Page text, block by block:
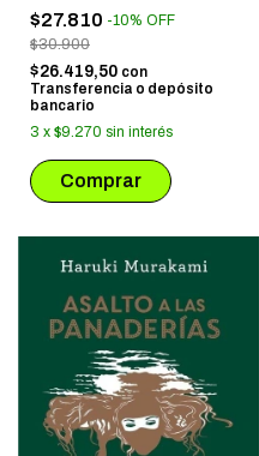
Y CHEWBACCA
$27.810 -10% OFF
$30.900
$26.419,50 con
Transferencia o depósito
bancario
3 x $9.270 sin interés